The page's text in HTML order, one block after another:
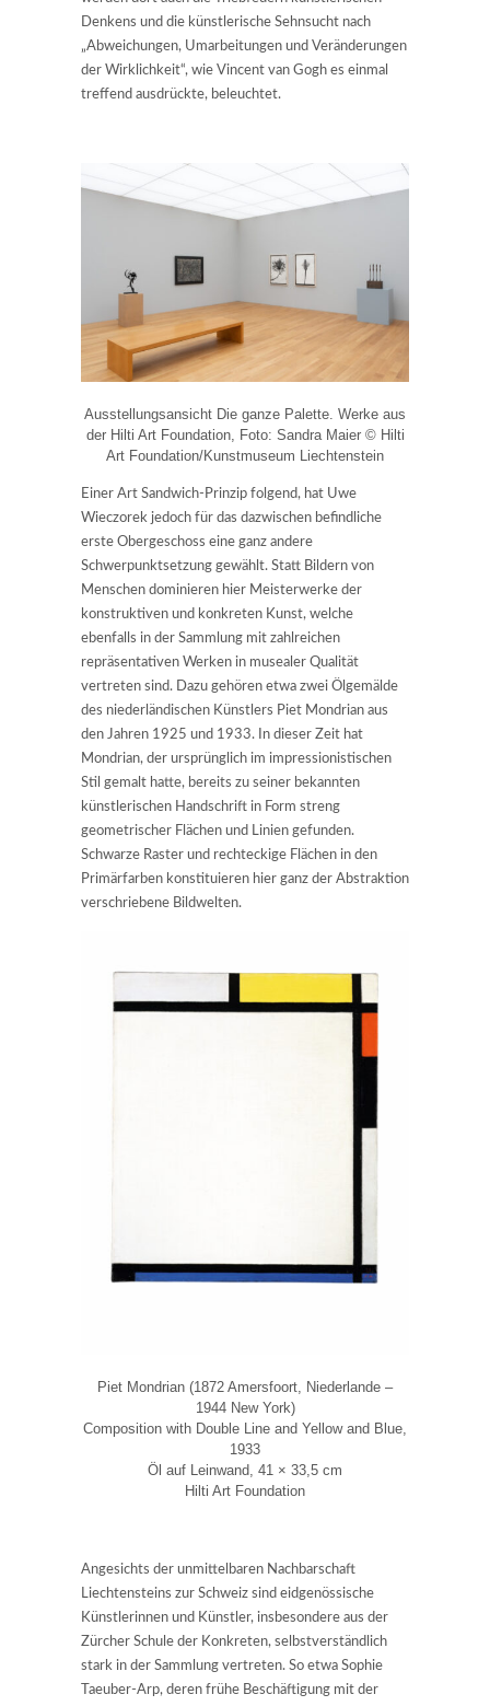
Denkens und die künstlerische Sehnsucht nach
„Abweichungen, Umarbeitungen und Veränderungen
der Wirklichkeit“, wie Vincent van Gogh es einmal
treffend ausdrückte, beleuchtet.
Ausstellungsansicht Die ganze Palette. Werke aus
der Hilti Art Foundation, Foto: Sandra Maier © Hilti
Art Foundation/Kunstmuseum Liechtenstein
Einer Art Sandwich-Prinzip folgend, hat Uwe
Wieczorek jedoch für das dazwischen befindliche
erste Obergeschoss eine ganz andere
Schwerpunktsetzung gewählt. Statt Bildern von
Menschen dominieren hier Meisterwerke der
konstruktiven und konkreten Kunst, welche
ebenfalls in der Sammlung mit zahlreichen
repräsentativen Werken in musealer Qualität
vertreten sind. Dazu gehören etwa zwei Ölgemälde
des niederländischen Künstlers Piet Mondrian aus
den Jahren 1925 und 1933. In dieser Zeit hat
Mondrian, der ursprünglich im impressionistischen
Stil gemalt hatte, bereits zu seiner bekannten
künstlerischen Handschrift in Form streng
geometrischer Flächen und Linien gefunden.
Schwarze Raster und rechteckige Flächen in den
Primärfarben konstituieren hier ganz der Abstraktion
verschriebene Bildwelten.
Piet Mondrian (1872 Amersfoort, Niederlande –
1944 New York)
Composition with Double Line and Yellow and Blue,
1933
Öl auf Leinwand, 41 × 33,5 cm
Hilti Art Foundation
Angesichts der unmittelbaren Nachbarschaft
Liechtensteins zur Schweiz sind eidgenössische
Künstlerinnen und Künstler, insbesondere aus der
Zürcher Schule der Konkreten, selbstverständlich
stark in der Sammlung vertreten. So etwa Sophie
Taeuber-Arp, deren frühe Beschäftigung mit der